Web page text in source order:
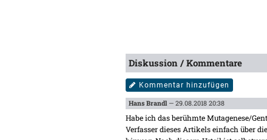
Diskussion / Kommentare
Kommentar hinzufügen
Hans Brandl— 29.08.2018 20:38
Habe ich das berühmte Mutagenese/
Verfasser dieses Artikels einfach über